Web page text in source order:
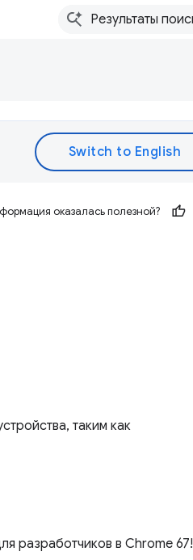
оказалась полезной?
таким как
разработчиков в Chrome 67!